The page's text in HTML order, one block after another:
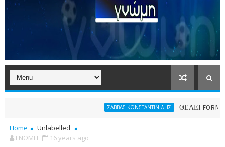
ΣΑΒΒΑΣ ΚΩΝΣΤΑΝΤΙΝΙΔΗΣ ΘΕΛΕΙ FORMAT O
Home
Unlabelled
ΓΝΩΜΗ
16 years ago